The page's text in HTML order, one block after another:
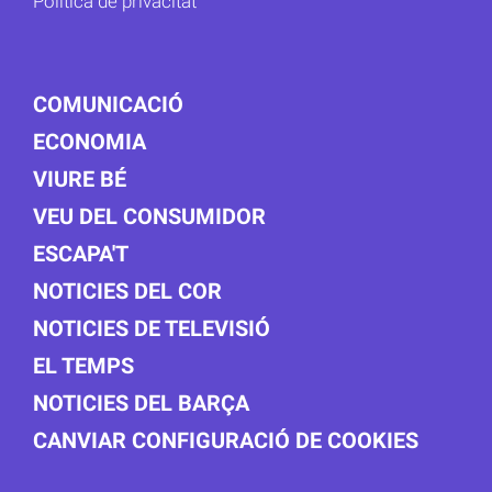
COMUNICACIÓ
ECONOMIA
VIURE BÉ
VEU DEL CONSUMIDOR
ESCAPA'T
NOTICIES DEL COR
NOTICIES DE TELEVISIÓ
EL TEMPS
NOTICIES DEL BARÇA
CANVIAR CONFIGURACIÓ DE COOKIES